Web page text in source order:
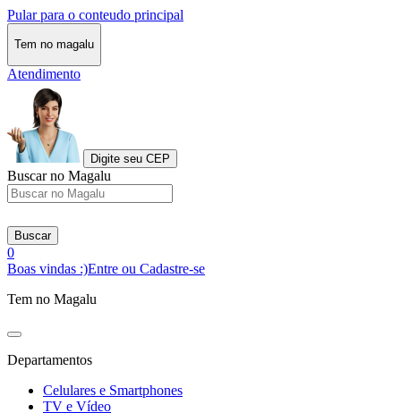
Pular para o conteudo principal
Tem no magalu
Atendimento
Digite seu CEP
Buscar no Magalu
Buscar
0
Boas vindas :)Entre ou Cadastre-se
Tem no Magalu
Departamentos
Celulares e Smartphones
TV e Vídeo